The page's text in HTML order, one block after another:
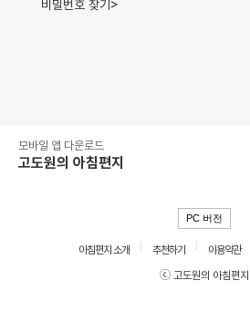
비밀번호 찾기>
모바일 앱 다운로드
고도원의 아침편지
PC 버전
아침편지 소개 추천하기 이용약관
ⓒ 고도원의 아침편지